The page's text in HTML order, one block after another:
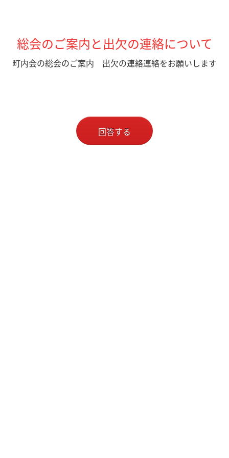
総会のご案内と出欠の連絡について
町内会の総会のご案内 出欠の連絡連絡をお願いします
回答する